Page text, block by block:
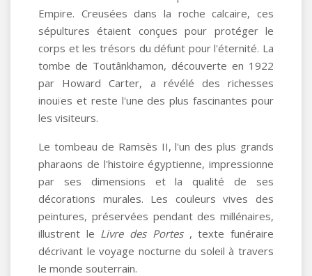
Empire. Creusées dans la roche calcaire, ces
sépultures étaient conçues pour protéger le
corps et les trésors du défunt pour l'éternité. La
tombe de Toutânkhamon, découverte en 1922
par Howard Carter, a révélé des richesses
inouïes et reste l'une des plus fascinantes pour
les visiteurs.
Le tombeau de Ramsès II, l'un des plus grands
pharaons de l'histoire égyptienne, impressionne
par ses dimensions et la qualité de ses
décorations murales. Les couleurs vives des
peintures, préservées pendant des millénaires,
illustrent le Livre des Portes , texte funéraire
décrivant le voyage nocturne du soleil à travers
le monde souterrain.